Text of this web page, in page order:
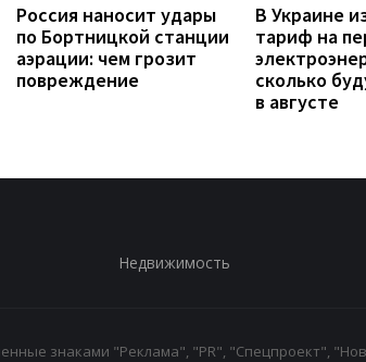
Россия наносит удары
по Бортницкой станции
аэрации: чем грозит
повреждение
В Украине
тариф на
сколько
в августе
Недвижимость
знаками "Реклама", "PR", "Спецпроект",